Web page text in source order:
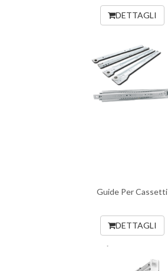
DETTAGLI
Guide Per Cassetti
DETTAGLI